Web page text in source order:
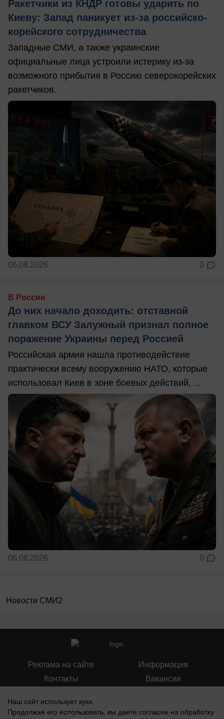
Ракетчики из КНДР готовы ударить по
Киеву: Запад паникует из-за российско-
корейского сотрудничества
Западные СМИ, а также украинские
официальные лица устроили истерику из-за
возможного прибытия в Россию северокорейских
ракетчиков.
06.08.2026 0
В России
До них начало доходить: отставной
главком ВСУ Залужный признал полное
поражение Украины перед Россией
Российская армия нашла противодействие
практически всему вооружению НАТО, которые
использовал Киев в зоне боевых действий, ...
06.08.2026 0
Новости СМИ2
Реклама на сайте
Контакты
Информация
Вакансии
Наш сайт использует куки.
Продолжая его использовать, вы даете согласие на обработку